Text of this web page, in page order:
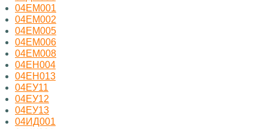
04ЕМ001
04ЕМ002
04ЕМ005
04ЕМ006
04ЕМ008
04ЕН004
04ЕН013
04ЕУ11
04ЕУ12
04ЕУ13
04ИД001